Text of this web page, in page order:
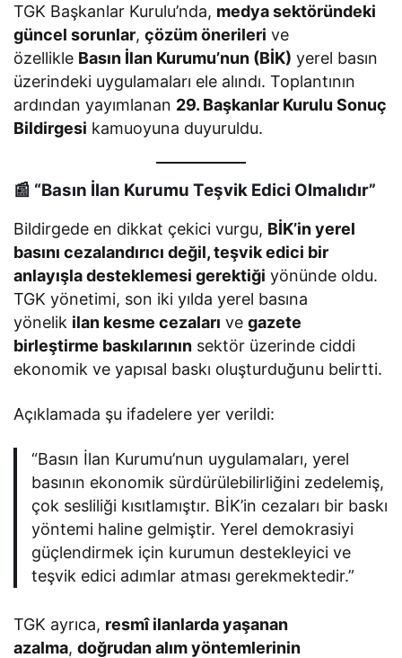
TGK Başkanlar Kurulu’nda, medya sektöründeki
güncel sorunlar,çözüm önerileri ve
özellikle Basın İlan Kurumu’nun (BİK) yerel basın
üzerindeki uygulamaları ele alındı. Toplantının
ardından yayımlanan 29. Başkanlar Kurulu Sonuç
Bildirgesi kamuoyuna duyuruldu.
📰 “Basın İlan Kurumu Teşvik Edici Olmalıdır”
Bildirgede en dikkat çekici vurgu, BİK’in yerel
basını cezalandırıcı değil, teşvik edici bir
anlayışla desteklemesi gerektiği yönünde oldu.
TGK yönetimi, son iki yılda yerel basına
yönelik ilan kesme cezaları vegazete
birleştirme baskılarının sektör üzerinde ciddi
ekonomik ve yapısal baskı oluşturduğunu belirtti.
Açıklamada şu ifadelere yer verildi:
“Basın İlan Kurumu’nun uygulamaları, yerel
basının ekonomik sürdürülebilirliğini zedelemiş,
çok sesliliği kısıtlamıştır. BİK’in cezaları bir baskı
yöntemi haline gelmiştir. Yerel demokrasiyi
güçlendirmek için kurumun destekleyici ve
teşvik edici adımlar atması gerekmektedir.”
TGK ayrıca, resmî ilanlarda yaşanan
azalma,doğrudan alım yöntemlerinin